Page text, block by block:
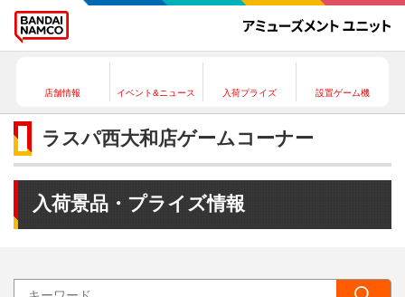
店舗情報 イベント&ニュース 入荷プライズ 設置ゲーム機
ラスパ西大和店ゲームコーナー
入荷景品・プライズ情報